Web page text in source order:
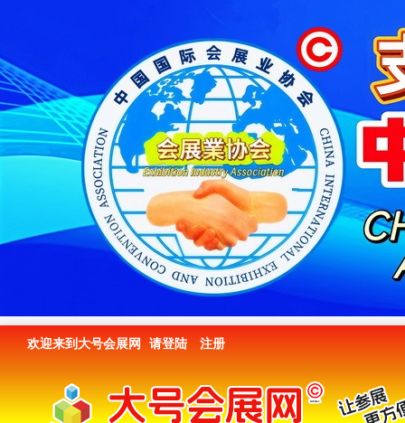
欢迎来到大号会展网 请登陆 注册